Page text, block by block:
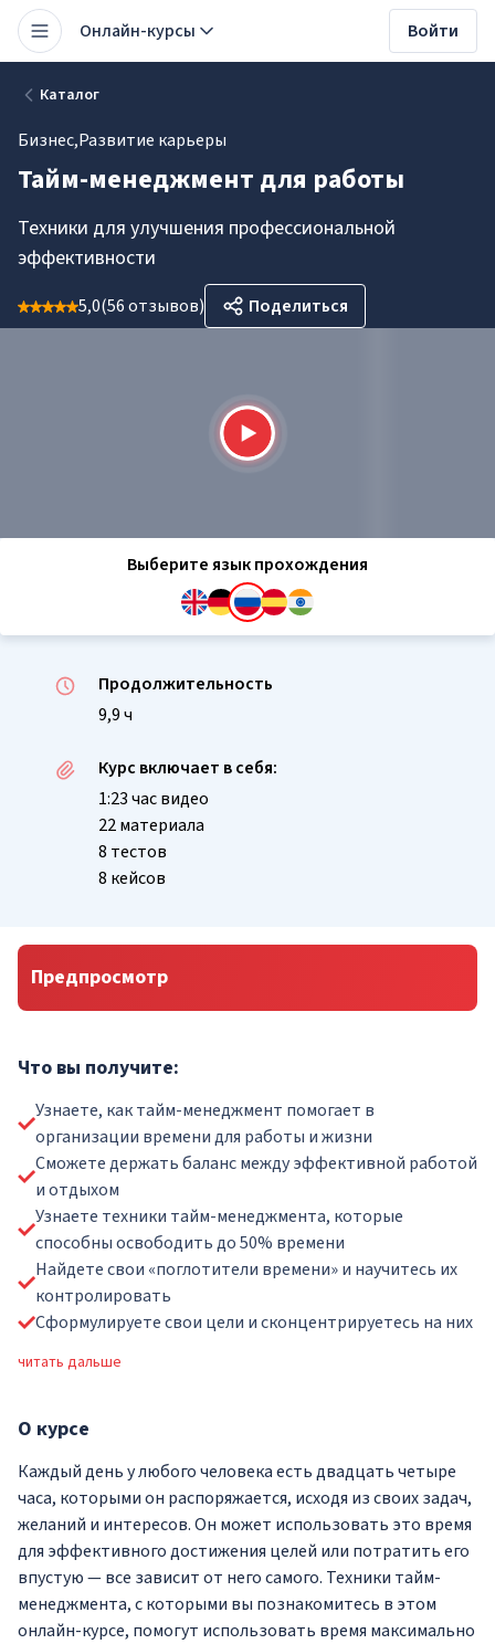
Онлайн-курсы Войти
Каталог
Бизнес,Развитие карьеры
Тайм-менеджмент для работы
Техники для улучшения профессиональной
эффективности
5,0(56 отзывов) Поделиться
Выберите язык прохождения
Продолжительность
9,9 ч
Курс включает в себя:
1:23 час видео
22 материала
8 тестов
8 кейсов
Предпросмотр
Что вы получите:
Узнаете, как тайм-менеджмент помогает в
организации времени для работы и жизни
Сможете держать баланс между эффективной работой
и отдыхом
Узнаете техники тайм-менеджмента, которые
способны освободить до 50% времени
Найдете свои «поглотители времени» и научитесь их
контролировать
Сформулируете свои цели и сконцентрируетесь на них
читать дальше
О курсе
Каждый день у любого человека есть двадцать четыре
часа, которыми он распоряжается, исходя из своих задач,
желаний и интересов. Он может использовать это время
для эффективного достижения целей или потратить его
впустую — все зависит от него самого. Техники тайм-
менеджмента, с которыми вы познакомитесь в этом
онлайн-курсе, помогут использовать время максимально